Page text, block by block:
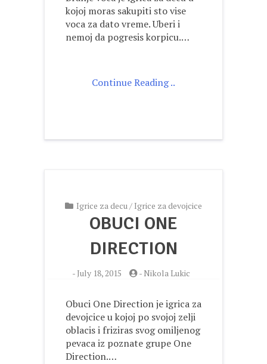
kojoj moras sakupiti sto vise
voca za dato vreme. Uberi i
nemoj da pogresis korpicu.…
Continue Reading ..
Igrice za decu/ Igrice za devojcice
OBUCI ONE
DIRECTION
- July 18, 2015 -Nikola Lukic
Obuci One Direction je igrica za
devojcice u kojoj po svojoj zelji
oblacis i friziras svog omiljenog
pevaca iz poznate grupe One
Direction.…